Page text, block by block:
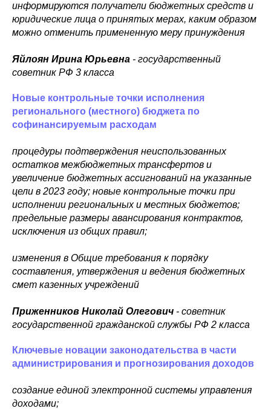
информируются получатели бюджетных средств и
юридические лица о принятых мерах, каким образом
можно отменить примененную меру принуждения
Яйлоян Ирина Юрьевна - государственный
советник РФ 3 класса
Новые контрольные точки исполнения
регионального (местного) бюджета по
софинансируемым расходам
процедуры подтверждения неиспользованных
остатков межбюджетных трансфертов и
увеличение бюджетных ассигнований на указанные
цели в 2023 году; новые контрольные точки при
исполнении региональных и местных бюджетов;
предельные размеры авансирования контрактов,
исключения из общих правил;
изменения в Общие требования к порядку
составления, утверждения и ведения бюджетных
смет казенных учреждений
Приженников Николай Олегович - советник
государственной гражданской службы РФ 2 класса
Ключевые новации законодательства в части
администрирования и прогнозирования доходов
создание единой электронной системы управления
доходами;